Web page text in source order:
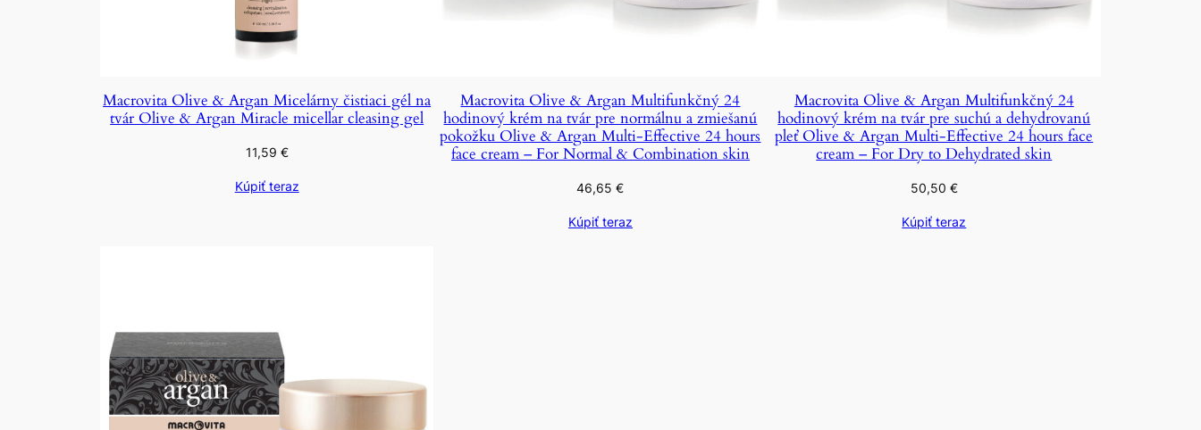
Macrovita Olive & Argan Micelárny čistiaci gél na
tvár Olive & Argan Miracle micellar cleasing gel
11,59 €
Kúpiť teraz
Macrovita Olive & Argan Multifunkčný 24
hodinový krém na tvár pre normálnu a zmiešanú
pokožku Olive & Argan Multi-Effective 24 hours
face cream – For Normal & Combination skin
46,65€
Kúpiť teraz
Macrovita Olive & Argan Multifunkčný 24
hodinový krém na tvár pre suchú a dehydrovanú
pleť Olive & Argan Multi-Effective 24 hours face
cream – For Dry to Dehydrated skin
50,50 €
Kúpiť teraz